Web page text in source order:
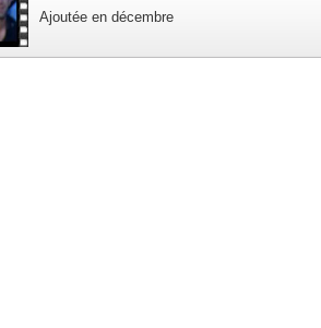
Ajoutée en décembre